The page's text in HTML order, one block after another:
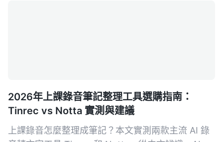
2026年上課錄音筆記整理工具選購指南：
Tinrec vs Notta 實測與建議
上課錄音怎麼整理成筆記？本文實測兩款主流 AI 錄